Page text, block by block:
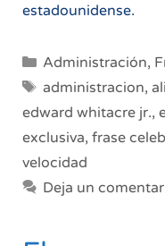
estadounidense.
Categorías
Administración,
Etiquetas
administracion,
edward whitacre jr.,
exclusiva, frase
velocidad
Deja un